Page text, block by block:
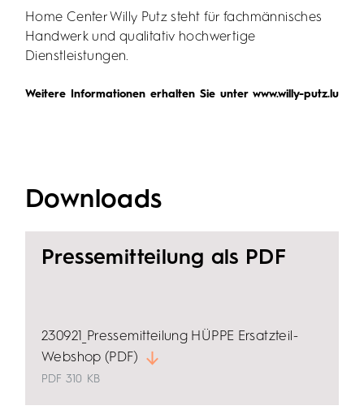
Home Center Willy Putz steht für fachmännisches
Handwerk und qualitativ hochwertige
Dienstleistungen.
Weitere Informationen erhalten Sie unter www.willy-putz.lu
Downloads
Pressemitteilung als PDF
230921_Pressemitteilung HÜPPE Ersatzteil-
Webshop (PDF)
PDF 310 KB